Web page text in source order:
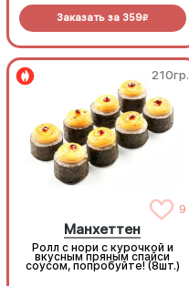
Заказать за 359R
210гр.
9
Манхеттен
Ролл с нори с курочкой и
вкусным пряным спайси
соусом, попробуйте! (8шт.)